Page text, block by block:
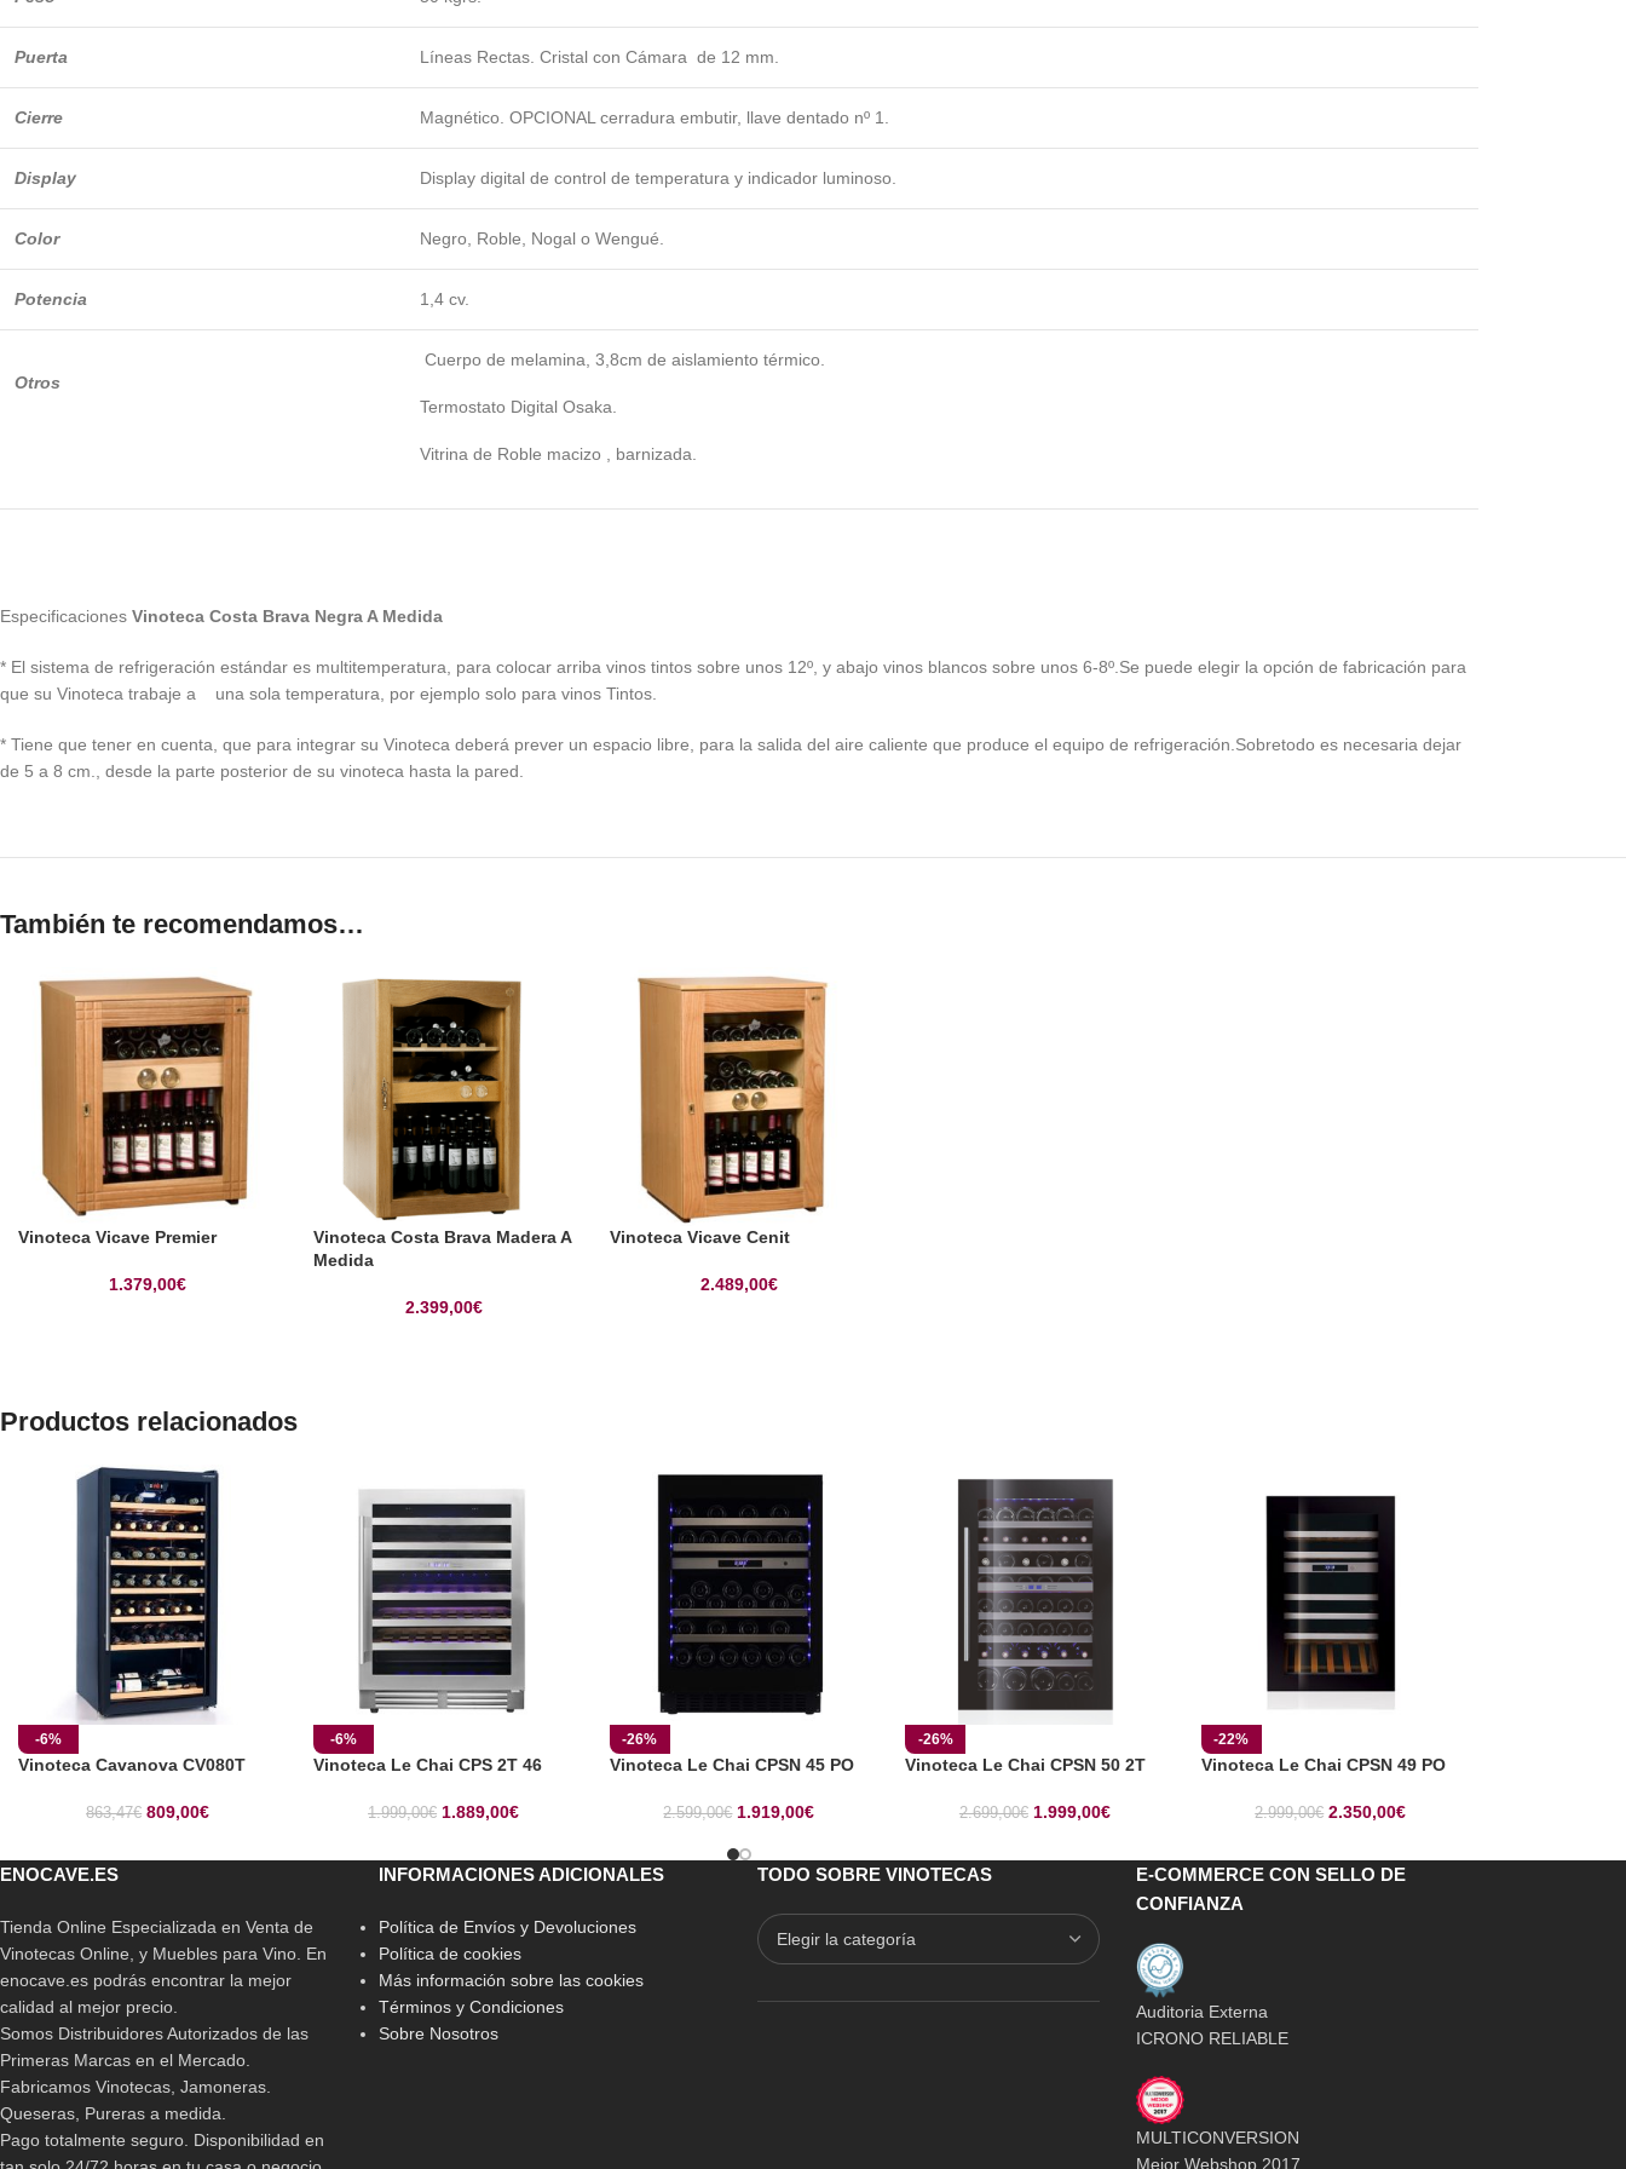
Puerta Líneas Rectas. Cristal con Cámara de 12 mm.
Cierre Magnético. OPCIONAL cerradura embutir, llave dentado nº 1.
Display Display digital de control de temperatura y indicador luminoso.
Color Negro, Roble, Nogal o Wengué.
Potencia 1,4 cv.
Otros
Cuerpo de melamina, 3,8cm de aislamiento térmico.
Termostato Digital Osaka.
Vitrina de Roble macizo , barnizada.
Especificaciones Vinoteca Costa Brava Negra A Medida
* El sistema de refrigeración estándar es multitemperatura, para colocar arriba vinos tintos sobre unos 12º, y abajo vinos blancos sobre unos 6-8º.Se puede elegir la opción de fabricación para
que su Vinoteca trabaje a una sola temperatura, por ejemplo solo para vinos Tintos.
* Tiene que tener en cuenta, que para integrar su Vinoteca deberá prever un espacio libre, para la salida del aire caliente que produce el equipo de refrigeración.Sobretodo es necesaria dejar
de 5 a 8 cm., desde la parte posterior de su vinoteca hasta la pared.
También te recomendamos…
Vinoteca Vicave Premier
1.379,00€
Vinoteca Costa Brava Madera A
Medida
2.399,00€
Vinoteca Vicave Cenit
2.489,00€
Productos relacionados
-6%
Vinoteca Cavanova CV080T
863,47€ 809,00€
-6%
Vinoteca Le Chai CPS 2T 46
1.999,00€ 1.889,00€
-26%
Vinoteca Le Chai CPSN 45 PO
2.599,00€ 1.919,00€
-26%
Vinoteca Le Chai CPSN 50 2T
2.699,00€ 1.999,00€
-22%
Vinoteca Le Chai CPSN 49 PO
2.999,00€ 2.350,00€
ENOCAVE.ES
Tienda Online Especializada en Venta de
Vinotecas Online, y Muebles para Vino. En
enocave.es podrás encontrar la mejor
calidad al mejor precio.
Somos Distribuidores Autorizados de las
Primeras Marcas en el Mercado.
Fabricamos Vinotecas, Jamoneras.
Queseras, Pureras a medida.
Pago totalmente seguro. Disponibilidad en
INFORMACIONES ADICIONALES
Política de Envíos y Devoluciones
Política de cookies
Más información sobre las cookies
Términos y Condiciones
Sobre Nosotros
TODO SOBRE VINOTECAS
E-COMMERCE CON SELLO DE
CONFIANZA
Auditoria Externa
ICRONO RELIABLE
MULTICONVERSION
Mejor Webshop 2017